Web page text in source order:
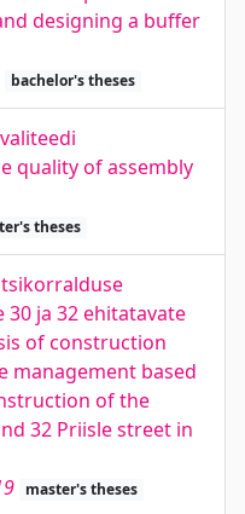
designing a buffer
bachelor's theses
quality of assembly
theses
30 ja 32 ehitatavate
of construction
management based
of the
32 Priisle street in
master's theses